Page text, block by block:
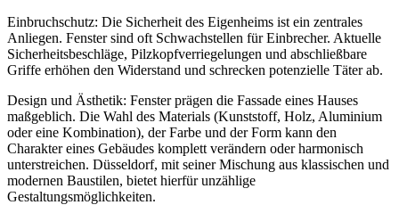
Einbruchschutz: Die Sicherheit des Eigenheims ist ein zentrales
Anliegen. Fenster sind oft Schwachstellen für Einbrecher. Aktuelle
Sicherheitsbeschläge, Pilzkopfverriegelungen und abschließbare
Griffe erhöhen den Widerstand und schrecken potenzielle Täter ab.
Design und Ästhetik: Fenster prägen die Fassade eines Hauses
maßgeblich. Die Wahl des Materials (Kunststoff, Holz, Aluminium
oder eine Kombination), der Farbe und der Form kann den
Charakter eines Gebäudes komplett verändern oder harmonisch
unterstreichen. Düsseldorf, mit seiner Mischung aus klassischen und
modernen Baustilen, bietet hierfür unzählige
Gestaltungsmöglichkeiten.